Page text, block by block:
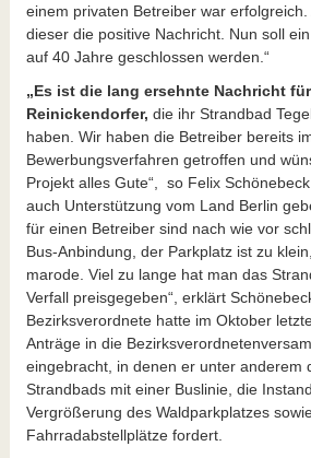
einem privaten Betreiber war
dieser die positive Nachricht. Nun soll
auf 40 Jahre geschlossen werden.“
„Es ist die lang ersehnte Nachricht
Reinickendorfer, die ihr Strandbad
haben. Wir haben die Betreiber bereits
Bewerbungsverfahren getroffen und
Projekt alles Gute“, so Felix
auch Unterstützung vom Land Berlin
für einen Betreiber sind nach wie vor
Bus-Anbindung, der Parkplatz ist zu
marode. Viel zu lange hat man das
Verfall preisgegeben“, erklärt
Bezirksverordnete hatte im Oktober
Anträge in die
eingebracht, in denen er unter anderem
Strandbads mit einer Buslinie, die
Vergrößerung des Waldparkplatzes
Fahrradabstellplätze fordert.